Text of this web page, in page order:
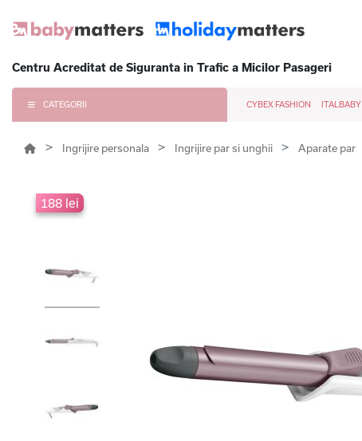
Centru Acreditat de Siguranta in Trafic a Micilor Pasageri
CATEGORII CYBEX FASHION ITALBABY
Ingrijire personala Ingrijire par si unghii Aparate par
188 lei